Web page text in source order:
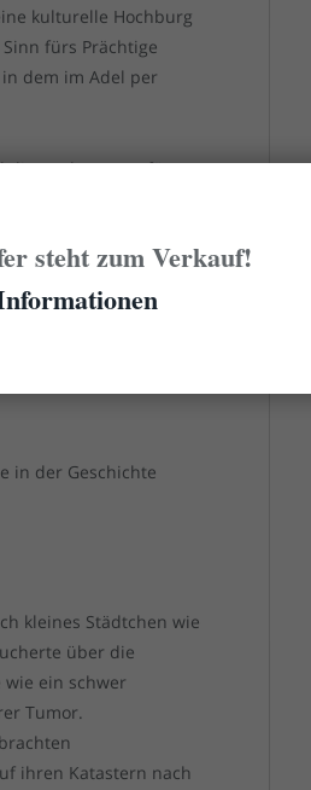
kulturelle Hochburg
fürs Prächtige
dem im Adel per
die Jagd. Der Kurfürst
Düsseldorf
war der Bau
Europas“.
der Alten Pinakothek
Friedrich Händel
Fürstenpaar seine
und
in der Geschichte
kleines Städtchen wie
über die
ein schwer
Tumor.
ihren Katastern nach
steht zum Verkauf!